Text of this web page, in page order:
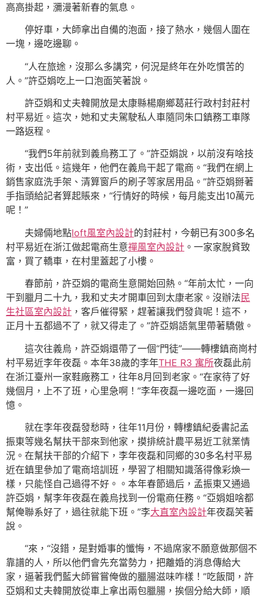
高高掛起，瀰漫著新春的氣息。
停好車，大師拿出自備的泡面，接了熱水，幾個人圍在
一塊，邊吃邊聊。
“人在旅途，沒那么多講究，何況是終年在外吃慣苦的
人。”許亞娟吃上一口泡面笑著說。
許亞娟和丈夫韓開放是太康縣楊廟鄉葛莊行政村封莊村
村平易近。這次，她和丈夫駕駛私人車隨同朱口鎮務工車隊
一路返程。
“我們5年前就到義烏務工了。”許亞娟說，以前沒有啥技
術，支出低。這幾年，他們在義烏干起了電商。“我們在網上
銷售家庭洗手架、清算窗戶的刷子等家居用品。”許亞娟掰著
手指頭給記者算起賬來，“行情好的時候，每月能支出10萬元
呢！”
夫婦倆地點loft風室內設計的封莊村，今朝已有300多名
村平易近在浙江做起電商生意禪風室內設計 。一家家脫貧致
富，買了轎車，在村里蓋起了小樓。
春節前，許亞娟的電商生意開始回熱。“年前太忙，一向
干到臘月二十九，我和丈夫才開車回到太康老家。沒辦法 民
生社區室內設計 ，客戶催得緊，趕著讓我們發貨呢！這不，
正月十五都過不了，就又得走了。”許亞娟語氣里帶著驕傲。
這次往義烏，許亞娟還帶了一個“門徒”——轉樓鎮商崗村
村平易近李年夜磊。本年38歲的李年THE R3 寓所夜磊此前
在浙江臺州一家鞋廠務工，往年8月回到老家。“在家待了好
幾個月，上不了班，心里急啊！”李年夜磊一邊吃面，一邊回
憶。
就在李年夜磊發愁時，往年11月份，轉樓鎮紀委書記孟
振東等幾名幫扶干部來到他家，摸排統計農平易近工就業情
況。在幫扶干部的介紹下，李年夜磊和同鄉的30多名村平易
近在鎮里參加了電商培訓班，學習了相關知識落得像彩煥一
樣，只能怪自己過得不好。。本年春節過后，孟振東又通過
許亞娟，幫李年夜磊在義烏找到一份電商任務。“亞娟姐啥都
幫俺聯系好了，過往就能下班。”李大直室內設計年夜磊笑著
說。
“來，“沒錯，是對婚事的懺悔，不過席家不願意做那個不
靠譜的人，所以他們會先充當勢力，把離婚的消息傳給大
家，逼著我們藍大師嘗嘗俺做的臘腸滋味咋樣！”吃飯間，許
亞娟和丈夫韓開放從車上拿出兩包臘腸，挨個分給大師，順